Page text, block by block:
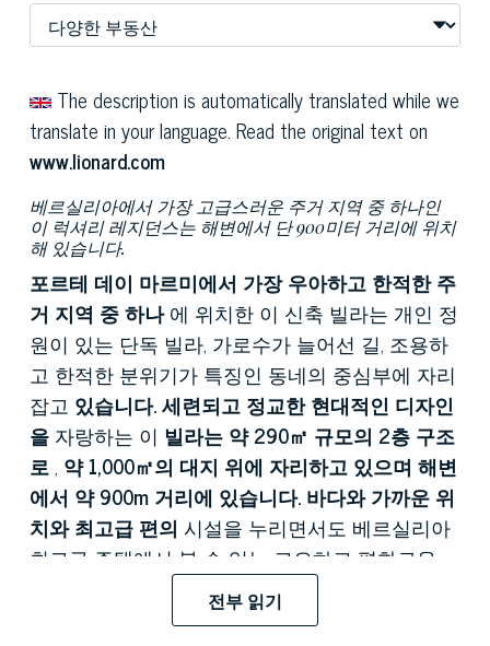
The description is automatically translated while we
translate in your language. Read the original text on
www.lionard.com
베르실리아에서 가장 고급스러운 주거 지역 중 하나인
이 럭셔리 레지던스는 해변에서 단 900미터 거리에 위치
해 있습니다.
포르테 데이 마르미에서 가장 우아하고 한적한 주
거 지역 중 하나에 위치한 이 신축 빌라는 개인 정
원이 있는 단독 빌라, 가로수가 늘어선 길, 조용하
고 한적한 분위기가 특징인 동네의 중심부에 자리
잡고 있습니다. 세련되고 정교한 현대적인 디자인
을 자랑하는 이 빌라는 약 290㎡ 규모의 2층 구조
로, 약 1,000㎡의 대지 위에 자리하고 있으며 해변
에서 약 900m 거리에 있습니다. 바다와 가까운 위
치와 최고급 편의 시설을 누리면서도 베르실리아
최고급 주택에서 볼 수 있는 고요하고 평화로운
분위기를 동시에 만끽할 수 있는 최적의 입지입니
전부 읽기